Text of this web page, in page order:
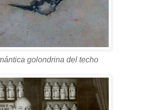
golondrina del techo